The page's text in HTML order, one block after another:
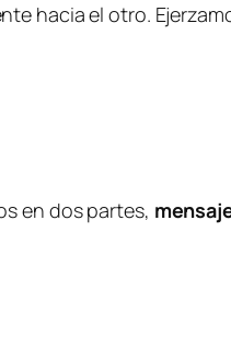
hacia el otro.
en dos partes,